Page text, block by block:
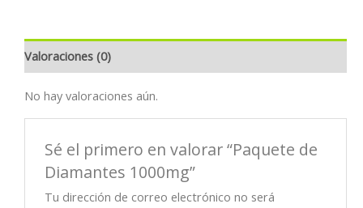
Valoraciones (0)
No hay valoraciones aún.
Sé el primero en valorar “Paquete de
Diamantes 1000mg”
Tu dirección de correo electrónico no será